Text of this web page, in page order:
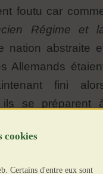
foutu car
Régime et
nation abstraite
Allemands
fini
ils se préparent
et industriel.
Certains d'entre eux sont